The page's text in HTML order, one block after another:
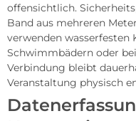
offensichtlich.
Band aus mehreren
verwenden wasserfesten
Schwimmbädern oder
Verbindung bleibt
Veranstaltung physisch